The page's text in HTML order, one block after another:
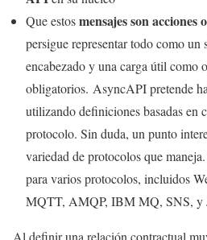
Que estosmensajes son acciones
persigue representar todo como un
encabezado y una carga útil como
obligatorios. AsyncAPI pretende
utilizando definiciones basadas en
protocolo. Sin duda, un punto
variedad de protocolos que
para varios protocolos, incluidos
MQTT, AMQP, IBM MQ, SNS, y
Al definir una relación contractual